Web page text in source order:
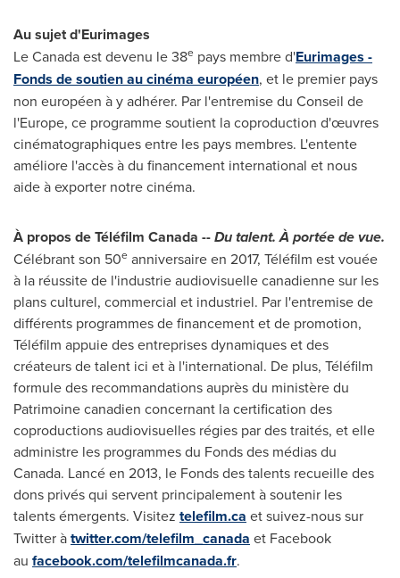
Au sujet d'Eurimages
Le Canadaest devenu le 38e pays membre d'Eurimages -
Fonds de soutien au cinéma européen, et le premier pays
non européen à y adhérer. Par l'entremise du Conseil de
l'Europe, ce programme soutient la coproduction d'œuvres
cinématographiques entre les pays membres. L'entente
améliore l'accès à du financement international et nous
aide à exporter notre cinéma.
À propos de Téléfilm Canada --Du talent. À portée de vue.
Célébrant son 50e anniversaire en 2017, Téléfilm est vouée
à la réussite de l'industrie audiovisuelle canadienne sur les
plans culturel, commercial et industriel. Par l'entremise de
différents programmes de financement et de promotion,
Téléfilm appuie des entreprises dynamiques et des
créateurs de talent ici et à l'international. De plus, Téléfilm
formule des recommandations auprès du ministère du
Patrimoine canadien concernant la certification des
coproductions audiovisuelles régies par des traités, et elle
administre les programmes du Fonds des médias du
Canada. Lancé en 2013, le Fonds des talents recueille des
dons privés qui servent principalement à soutenir les
talents émergents. Visitez telefilm.ca et suivez-nous sur
Twitter àtwitter.com/telefilm_canada et Facebook
au facebook.com/telefilmcanada.fr.